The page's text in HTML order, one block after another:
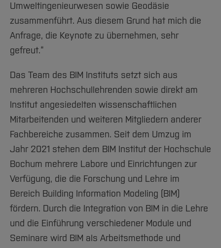
Umweltingenieurwesen sowie Geodäsie
zusammenführt. Aus diesem Grund hat mich die
Anfrage, die Keynote zu übernehmen, sehr
gefreut.“
Das Team des BIM Instituts setzt sich aus
mehreren Hochschullehrenden sowie direkt am
Institut angesiedelten wissenschaftlichen
Mitarbeitenden und weiteren Mitgliedern anderer
Fachbereiche zusammen. Seit dem Umzug im
Jahr 2021 stehen dem BIM Institut der Hochschule
Bochum mehrere Labore und Einrichtungen zur
Verfügung, die die Forschung und Lehre im
Bereich Building Information Modeling (BIM)
fördern. Durch die Integration von BIM in die Lehre
und die Einführung verschiedener Module und
Seminare wird BIM als Arbeitsmethode und